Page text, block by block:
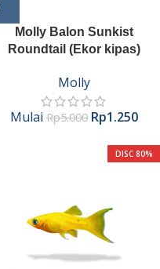
Molly Balon Sunkist
Roundtail (Ekor kipas)
Molly
Mulai Rp5.000 Rp1.250
DISC 80%